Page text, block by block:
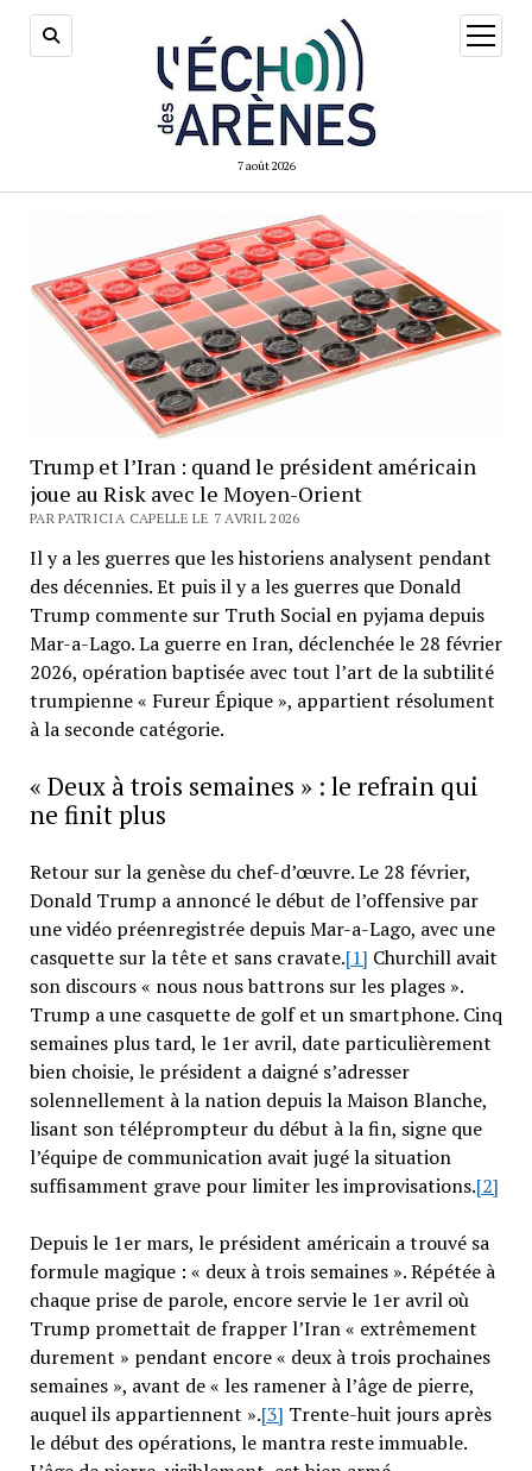
7 août 2026
ouvrir
menu
Trump et l’Iran : quand le président américain
joue au Risk avec le Moyen-Orient
PAR PATRICIA CAPELLE LE 7 AVRIL 2026
Il y a les guerres que les historiens analysent pendant
des décennies. Et puis il y a les guerres que Donald
Trump commente sur Truth Social en pyjama depuis
Mar-a-Lago. La guerre en Iran, déclenchée le 28 février
2026, opération baptisée avec tout l’art de la subtilité
trumpienne « Fureur Épique », appartient résolument
à la seconde catégorie.
« Deux à trois semaines » : le refrain qui
ne finit plus
Retour sur la genèse du chef-d’œuvre. Le 28 février,
Donald Trump a annoncé le début de l’offensive par
une vidéo préenregistrée depuis Mar-a-Lago, avec une
casquette sur la tête et sans cravate.[1] Churchill avait
son discours « nous nous battrons sur les plages ».
Trump a une casquette de golf et un smartphone. Cinq
semaines plus tard, le 1er avril, date particulièrement
bien choisie, le président a daigné s’adresser
solennellement à la nation depuis la Maison Blanche,
lisant son téléprompteur du début à la fin, signe que
l’équipe de communication avait jugé la situation
suffisamment grave pour limiter les improvisations.[2]
Depuis le 1er mars, le président américain a trouvé sa
formule magique : « deux à trois semaines ». Répétée à
chaque prise de parole, encore servie le 1er avril où
Trump promettait de frapper l’Iran « extrêmement
durement » pendant encore « deux à trois prochaines
semaines », avant de « les ramener à l’âge de pierre,
auquel ils appartiennent ».[3] Trente-huit jours après
le début des opérations, le mantra reste immuable.